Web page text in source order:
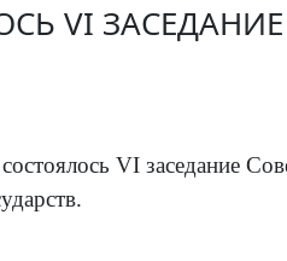
VI
VI заседание